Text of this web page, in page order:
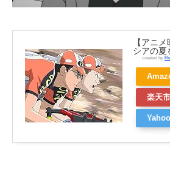
【アニ
シアの夏
created by
楽天